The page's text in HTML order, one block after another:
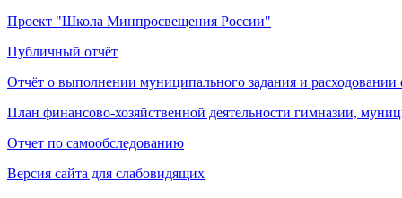
Проект "Школа Минпросвещения России"
Публичный отчёт
Отчёт о выполнении муниципального задания и
План финансово-хозяйственной деятельности гимназии,
Отчет по самообследованию
Версия сайта для слабовидящих